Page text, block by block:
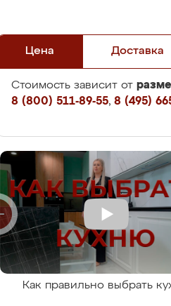
Цена Доставка
Стоимость зависит от
8 (800) 511-89-55, 8 (495)
Как правильно выбрать